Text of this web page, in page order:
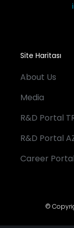
Site Haritası
About Us
Media
R&D Portal
R&D Portal
Career Portal
©